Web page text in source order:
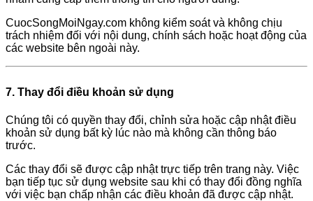
CuocSongMoiNgay.com không kiểm soát và không chịu
trách nhiệm đối với nội dung, chính sách hoặc hoạt động của
các website bên ngoài này.
7. Thay đổi điều khoản sử dụng
Chúng tôi có quyền thay đổi, chỉnh sửa hoặc cập nhật điều
khoản sử dụng bất kỳ lúc nào mà không cần thông báo
trước.
Các thay đổi sẽ được cập nhật trực tiếp trên trang này. Việc
bạn tiếp tục sử dụng website sau khi có thay đổi đồng nghĩa
với việc bạn chấp nhận các điều khoản đã được cập nhật.